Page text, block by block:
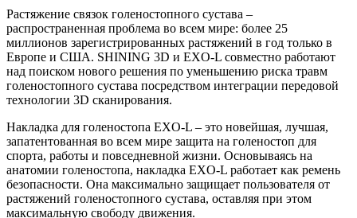
Растяжение связок голеностопного сустава –
распространенная проблема во всем мире: более 25
миллионов зарегистрированных растяжений в год только в
Европе и США. SHINING 3D и EXO-L совместно работают
над поиском нового решения по уменьшению риска травм
голеностопного сустава посредством интеграции передовой
технологии 3D сканирования.
Накладка для голеностопа EXO-L – это новейшая, лучшая,
запатентованная во всем мире защита на голеностоп для
спорта, работы и повседневной жизни. Основываясь на
анатомии голеностопа, накладка EXO-L работает как ремень
безопасности. Она максимально защищает пользователя от
растяжений голеностопного сустава, оставляя при этом
максимальную свободу движения.